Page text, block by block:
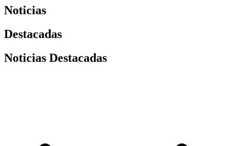
Noticias
Destacadas
Noticias Destacadas